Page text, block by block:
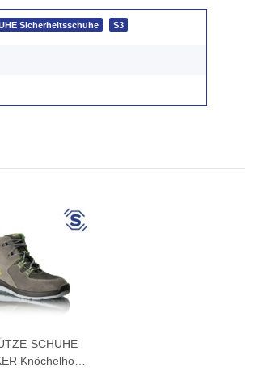
Sicherheitsschuhe S3
SCHUHE
Knöchelhoch